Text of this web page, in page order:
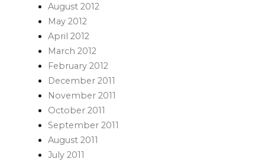
August 2012
May 2012
April 2012
March 2012
February 2012
December 2011
November 2011
October 2011
September 2011
August 2011
July 2011